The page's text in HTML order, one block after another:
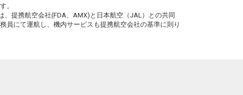
。
提携航空会社(FDA、AMX)と日本航空（JAL）との共同
員にて運航し、機内サービスも提携航空会社の基準に則り